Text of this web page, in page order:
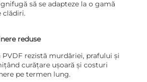
să se adapteze la o gamă
clădiri.
reduse
PVDF rezistă murdăriei, prafului și
curățare ușoară și costuri
pe termen lung.